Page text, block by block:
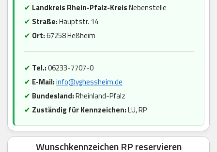
✔ Landkreis Rhein-Pfalz-KreisNebenstelle
✔ Straße:Hauptstr. 14
✔ Ort:67258 Heßheim
✔ Tel.:06233-7707-0
✔ E-Mail:info@vghessheim.de
✔ Bundesland:Rheinland-Pfalz
✔ Zuständig für Kennzeichen:LU, RP
Wunschkennzeichen RP reservieren